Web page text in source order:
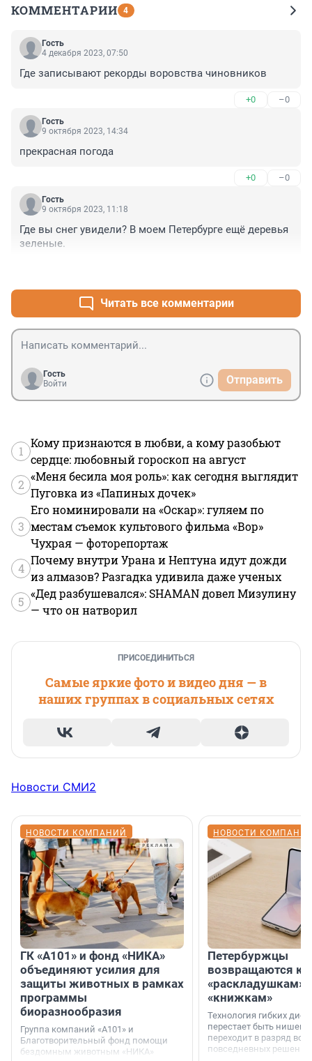
КОММЕНТАРИИ 4
Гость
4 декабря 2023, 07:50
Где записывают рекорды воровства чиновников
+0 –0
Гость
9 октября 2023, 14:34
прекрасная погода
+0 –0
Гость
9 октября 2023, 11:18
Где вы снег увидели? В моем Петербурге ещё деревья
зеленые.
Читать все комментарии
Гость
Войти
Отправить
1
Кому признаются в любви, а кому разобьют
сердце: любовный гороскоп на август
2
«Меня бесила моя роль»: как сегодня выглядит
Пуговка из «Папиных дочек»
3
Его номинировали на «Оскар»: гуляем по
местам съемок культового фильма «Вор»
Чухрая — фоторепортаж
4
Почему внутри Урана и Нептуна идут дожди
из алмазов? Разгадка удивила даже ученых
5
«Дед разбушевался»: SHAMAN довел Мизулину
— что он натворил
ПРИСОЕДИНИТЬСЯ
Самые яркие фото и видео дня — в
наших группах в социальных сетях
Новости СМИ2
НОВОСТИ КОМПАНИЙ
ГК «А101» и фонд «НИКА»
объединяют усилия для
защиты животных в рамках
программы
биоразнообразия
Группа компаний «А101» и
Благотворительный фонд помощи
бездомным животным «НИКА»
НОВОСТИ
Петербуржцы
возвращаются к
«раскладушкам»
«книжкам»
Технология гибких
перестает быть
переходит в разряд
повседневных